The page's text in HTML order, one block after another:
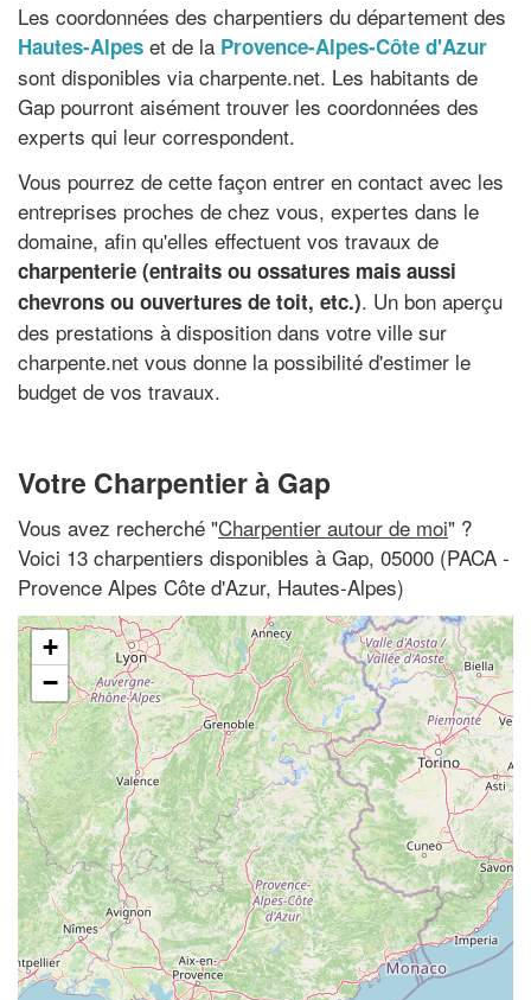
Les coordonnées des charpentiers du département des
Hautes-Alpes et de la Provence-Alpes-Côte d'Azur
sont disponibles via charpente.net. Les habitants de
Gap pourront aisément trouver les coordonnées des
experts qui leur correspondent.
Vous pourrez de cette façon entrer en contact avec les
entreprises proches de chez vous, expertes dans le
domaine, afin qu'elles effectuent vos travaux de
charpenterie (entraits ou ossatures mais aussi
chevrons ou ouvertures de toit, etc.). Un bon aperçu
des prestations à disposition dans votre ville sur
charpente.net vous donne la possibilité d'estimer le
budget de vos travaux.
Votre Charpentier à Gap
Vous avez recherché "Charpentier autour de moi" ?
Voici 13 charpentiers disponibles à Gap, 05000 (PACA -
Provence Alpes Côte d'Azur, Hautes-Alpes)
+
−